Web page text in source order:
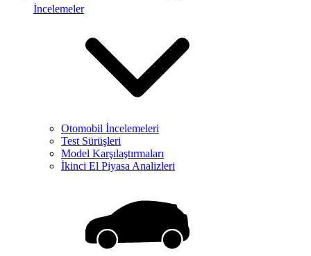
İncelemeler
Otomobil İncelemeleri
Test Sürüşleri
Model Karşılaştırmaları
İkinci El Piyasa Analizleri